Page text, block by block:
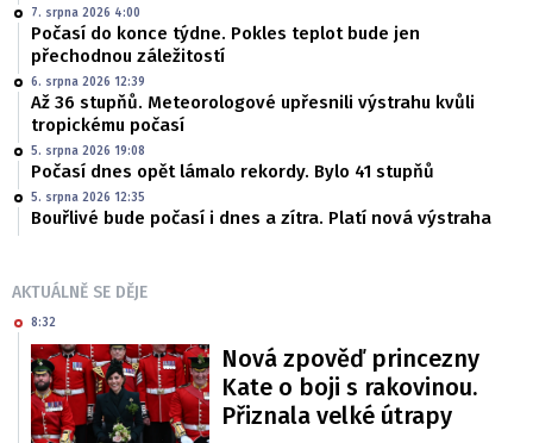
7. srpna 2026 4:00
Počasí do konce týdne. Pokles teplot bude jen
přechodnou záležitostí
6. srpna 2026 12:39
Až 36 stupňů. Meteorologové upřesnili výstrahu kvůli
tropickému počasí
5. srpna 2026 19:08
Počasí dnes opět lámalo rekordy. Bylo 41 stupňů
5. srpna 2026 12:35
Bouřlivé bude počasí i dnes a zítra. Platí nová výstraha
AKTUÁLNĚ SE DĚJE
8:32
Nová zpověď princezny
Kate o boji s rakovinou.
Přiznala velké útrapy